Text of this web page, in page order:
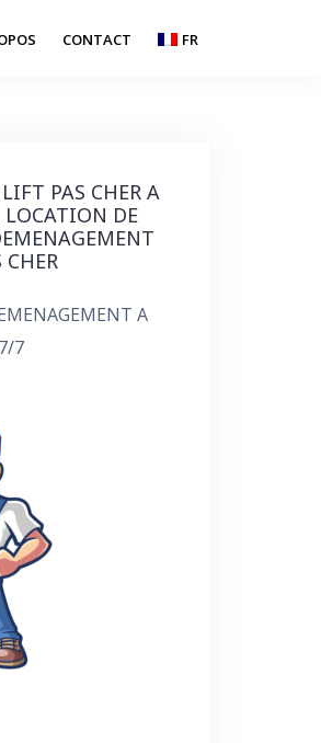
CONTACT FR
PAS CHER A
LOCATION DE
CHER
A
7